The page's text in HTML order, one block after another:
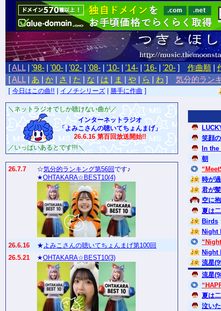
[ALL '98- '00- '02- '08- '10- '14- '16- '20- ] 作曲順
[ALL あ か さ た な は ま や ら わ ] 気分的ラン
[ 今日はこの曲!! イノチシリーズ 勝手に作曲 ]
＼ネットラジオでしか聴けない曲が／
インターネットラジオ
「よみこさんの聴いてちょんまげ」
26.6.16 第百回放送開始!!
／いっぱいあるとです!!!＼
26.7.7 ☆気分的ランキング第56回です♪
★OHTAKARA☆BEST10(4)
26.6.16 ★よみこさんの聴いてちょんまげ第100回
26.5.21
★OHTAKARA☆BEST10(3)
笑顔
In
朝
時が
君が
空に
夏は
Birds
Night
Night
流星
流星
夏は
泣い